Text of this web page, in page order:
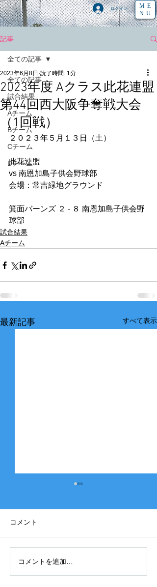
ログイン
ME
NU
記事
全ての記事
試合結果
Aチーム
Bチーム
Cチーム
Dチーム
全ての記事
2023年度 Aクラス此花連盟
第44回西大阪争奪戦大会
（1回戦）
2023年6月8日 読了時間: 1分
２０２３年５月１３日（土）
此花連盟
vs 南恩加島子供会野球部
会場：常吉緑地グラウンド
箕面バーンズ ２ - ８ 南恩加島子供会野
試合結果
Aチーム
最新記事 すべて表示
2025年度 Bクラス 関西団
地連盟 第110回中央決勝
コメント
コメントを追加…